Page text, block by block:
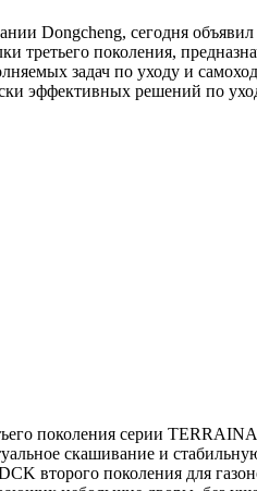
Dongcheng, сегодня
третьего поколения,
задач по уходу и
эффективных решений по
поколения серии
скашивание и
второго поколения для